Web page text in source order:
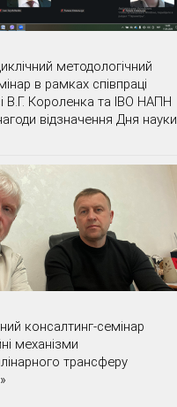
методологічний
в рамках співпраці
В.Г. Короленка та ІВО НАПН
відзначення Дня науки
консалтинг-семінар
механізми
трансферу